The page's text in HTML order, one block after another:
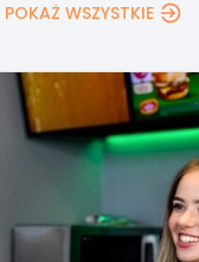
POKAŻ WSZYSTKIE